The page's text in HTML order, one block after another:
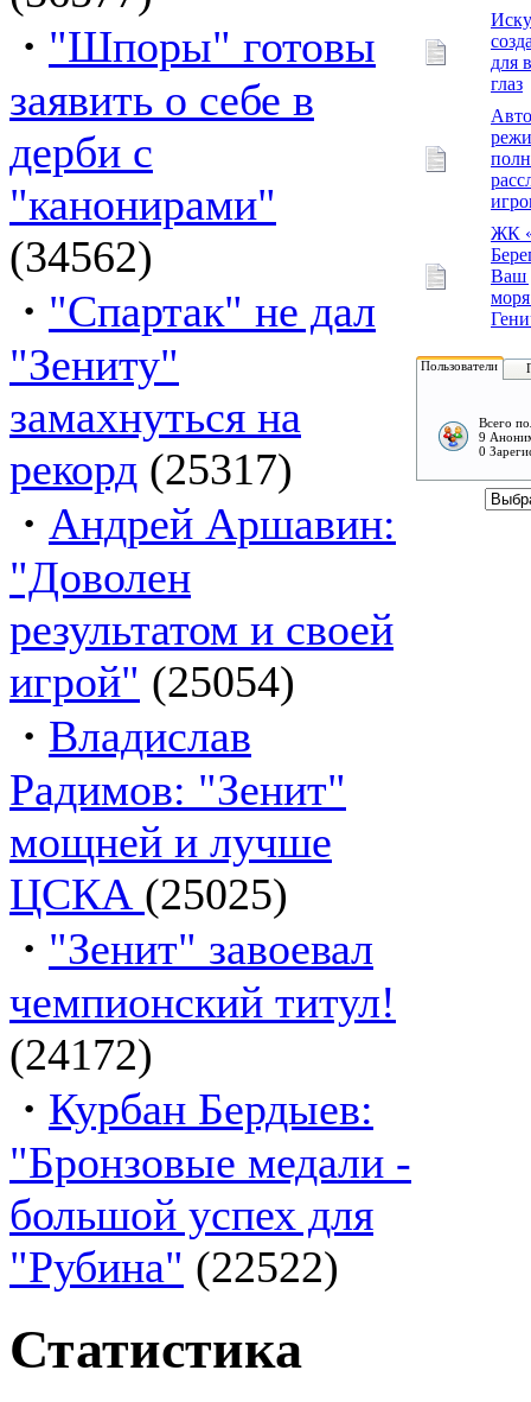
· "Шпоры" готовы
заявить о себе в
дерби с
"канонирами"
(34562)
· "Спартак" не дал
"Зениту"
замахнуться на
рекорд (25317)
· Андрей Аршавин:
"Доволен
результатом и своей
игрой" (25054)
· Владислав
Радимов: "Зенит"
мощней и лучше
ЦСКА (25025)
· "Зенит" завоевал
чемпионский титул!
(24172)
· Курбан Бердыев:
"Бронзовые медали -
большой успех для
"Рубина" (22522)
Статистика
для
глаз
ЖК
Ваш
Пользователи
Всего
9
0